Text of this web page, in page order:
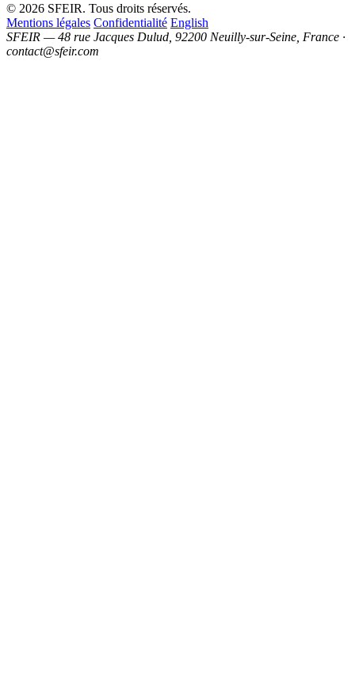
© 2026 SFEIR. Tous droits réservés.
Mentions légales Confidentialité English
SFEIR — 48 rue Jacques Dulud, 92200 Neuilly-sur-Seine, France ·
contact@sfeir.com